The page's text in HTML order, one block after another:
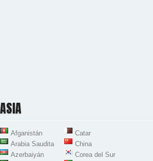
ASIA
Afganistán
Arabia Saudita
Azerbaiyán
Catar
China
Corea del Sur